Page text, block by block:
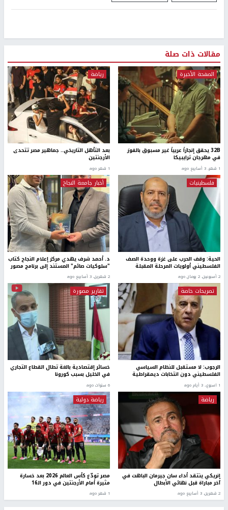
مقالات ذات صلة
الصفحة الأخيرة
32B يحقق إنجازاً عربياً غير مسبوق بالفوز
في مهرجان ترايبيكا
1 شهر، 3 أسابيع ago
رياضة
بعد التأهل التاريخي.. جماهير مصر تتحدى
الأرجنتين
1 شهر ago
فلسطينيات
الحية: وقف الحرب على غزة ووحدة الصف
الفلسطيني أولويات المرحلة المقبلة
2 أسبوعين، 2 يومان ago
أخبار جامعة النجاح
د. أحمد شرف يهدي مركز إعلام النجاح كتاب
"سلوكيات صائم" المستند إلى برنامج مصور
2 شهرين، 3 أسابيع ago
تصريحات خاصة
الرجوب: لا مستقبل للنظام السياسي
الفلسطيني دون انتخابات ديمقراطية
1 اسبوع.، 3 أيام ago
تقارير مصورة
خسائر إقتصادية بالغة تطال القطاع التجاري
في الخليل بسبب كورونا
6 سنوات ago
رياضة
إنريكي ينتقد أداء سان جيرمان الباهت في
آخر مباراة قبل نهائي الأبطال
2 شهرين، 3 أسابيع ago
رياضة دولية
مصر تودّع كأس العالم 2026 بعد خسارة
مثيرة أمام الأرجنتين في دور الـ16
1 شهر ago